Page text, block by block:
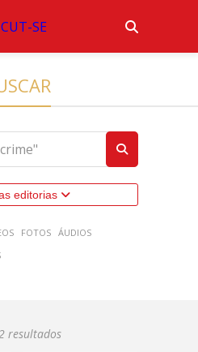
editorias
FOTOS ÁUDIOS
resultados